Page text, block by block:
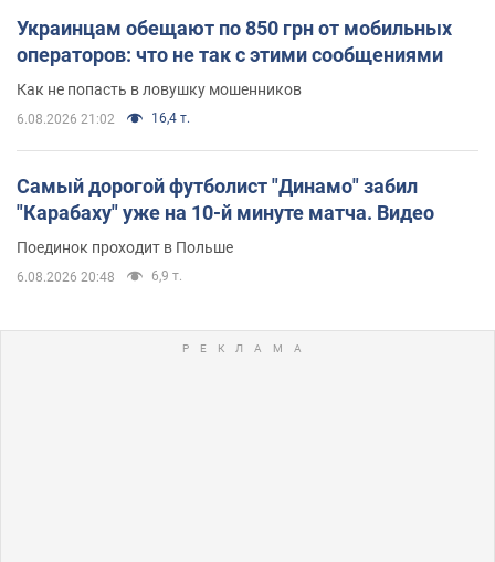
Украинцам обещают по 850 грн от мобильных
операторов: что не так с этими сообщениями
Как не попасть в ловушку мошенников
6.08.2026 21:02 16,4 т.
Самый дорогой футболист "Динамо" забил
"Карабаху" уже на 10-й минуте матча. Видео
Поединок проходит в Польше
6.08.2026 20:48 6,9 т.